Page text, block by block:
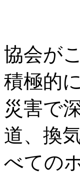
協会が
積極的
災害で
道、換
べての